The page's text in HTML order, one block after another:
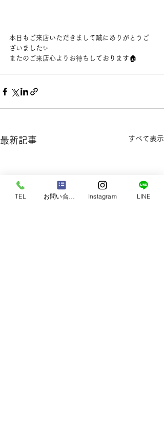
本日もご来店いただきまして誠にありがとうご
ざいました✨
またのご来店心よりお待ちしております🏠
最新記事 すべて表示
TEL お問い合わせ Instagram LINE